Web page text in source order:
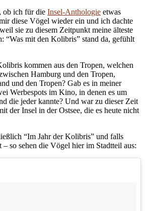
ob ich für die Insel-Anthologie etwas
diese Vögel wieder ein und ich dachte
sie zu diesem Zeitpunkt meine älteste
“Was mit den Kolibris” stand da, gefühlt
kommen aus den Tropen, welchen
Hamburg und den Tropen,
und den Tropen? Gab es in meiner
Werbespots im Kino, in denen es um
die jeder kannte? Und war zu dieser Zeit
der Insel in der Ostsee, die es heute nicht
“Im Jahr der Kolibris” und falls
– so sehen die Vögel hier im Stadtteil aus: